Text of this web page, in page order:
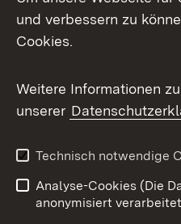
Facebook
X / Twitter
Youtube
Impressum
und verbessern zu
Cookies.
Weitere Informationen
unserer
Technisch notwendige
Analyse-Cookies (Die
anonymisiert